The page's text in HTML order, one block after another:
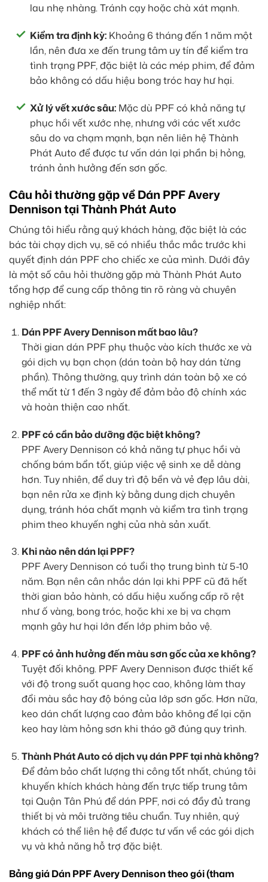
lau nhẹ nhàng. Tránh cạy hoặc chà xát mạnh.
Kiểm tra định kỳ: Khoảng 6 tháng đến 1 năm một
lần, nên đưa xe đến trung tâm uy tín để kiểm tra
tình trạng PPF, đặc biệt là các mép phim, để đảm
bảo không có dấu hiệu bong tróc hay hư hại.
Xử lý vết xước sâu: Mặc dù PPF có khả năng tự
phục hồi vết xước nhẹ, nhưng với các vết xước
sâu do va chạm mạnh, bạn nên liên hệ Thành
Phát Auto để được tư vấn dán lại phần bị hỏng,
tránh ảnh hưởng đến sơn gốc.
Câu hỏi thường gặp về Dán PPF Avery
Dennison tại Thành Phát Auto
Chúng tôi hiểu rằng quý khách hàng, đặc biệt là các
bác tài chạy dịch vụ, sẽ có nhiều thắc mắc trước khi
quyết định dán PPF cho chiếc xe của mình. Dưới đây
là một số câu hỏi thường gặp mà Thành Phát Auto
tổng hợp để cung cấp thông tin rõ ràng và chuyên
nghiệp nhất:
Dán PPF Avery Dennison mất bao lâu?
Thời gian dán PPF phụ thuộc vào kích thước xe và
gói dịch vụ bạn chọn (dán toàn bộ hay dán từng
phần). Thông thường, quy trình dán toàn bộ xe có
thể mất từ 1 đến 3 ngày để đảm bảo độ chính xác
và hoàn thiện cao nhất.
PPF có cần bảo dưỡng đặc biệt không?
PPF Avery Dennison có khả năng tự phục hồi và
chống bám bẩn tốt, giúp việc vệ sinh xe dễ dàng
hơn. Tuy nhiên, để duy trì độ bền và vẻ đẹp lâu dài,
bạn nên rửa xe định kỳ bằng dung dịch chuyên
dụng, tránh hóa chất mạnh và kiểm tra tình trạng
phim theo khuyến nghị của nhà sản xuất.
Khi nào nên dán lại PPF?
PPF Avery Dennison có tuổi thọ trung bình từ 5-10
năm. Bạn nên cân nhắc dán lại khi PPF cũ đã hết
thời gian bảo hành, có dấu hiệu xuống cấp rõ rệt
như ố vàng, bong tróc, hoặc khi xe bị va chạm
mạnh gây hư hại lớn đến lớp phim bảo vệ.
PPF có ảnh hưởng đến màu sơn gốc của xe không?
Tuyệt đối không. PPF Avery Dennison được thiết kế
với độ trong suốt quang học cao, không làm thay
đổi màu sắc hay độ bóng của lớp sơn gốc. Hơn nữa,
keo dán chất lượng cao đảm bảo không để lại cặn
keo hay làm hỏng sơn khi tháo gỡ đúng quy trình.
Thành Phát Auto có dịch vụ dán PPF tại nhà không?
Để đảm bảo chất lượng thi công tốt nhất, chúng tôi
khuyến khích khách hàng đến trực tiếp trung tâm
tại Quận Tân Phú để dán PPF, nơi có đầy đủ trang
thiết bị và môi trường tiêu chuẩn. Tuy nhiên, quý
khách có thể liên hệ để được tư vấn về các gói dịch
vụ và khả năng hỗ trợ đặc biệt.
Bảng giá Dán PPF Avery Dennison theo gói (tham